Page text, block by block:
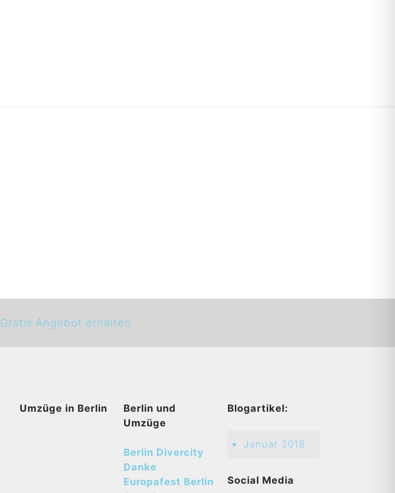
Gratis Angebot erhalten
Umzüge in Berlin
Berlin und
Umzüge
Berlin Divercity
Danke
Europafest Berlin
Blogartikel:
Januar 2018
Social Media